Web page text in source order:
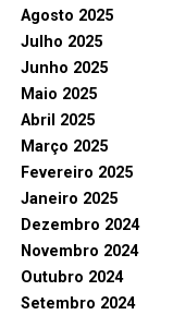
Agosto 2025
Julho 2025
Junho 2025
Maio 2025
Abril 2025
Março 2025
Fevereiro 2025
Janeiro 2025
Dezembro 2024
Novembro 2024
Outubro 2024
Setembro 2024